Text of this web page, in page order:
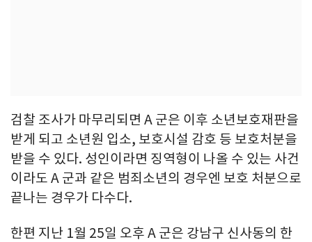
검찰 조사가 마무리되면 A 군은 이후 소년보호재판을
받게 되고 소년원 입소, 보호시설 감호 등 보호처분을
받을 수 있다. 성인이라면 징역형이 나올 수 있는 사건
이라도 A 군과 같은 범죄소년의 경우엔 보호 처분으로
끝나는 경우가 다수다.
한편 지난 1월 25일 오후 A 군은 강남구 신사동의 한